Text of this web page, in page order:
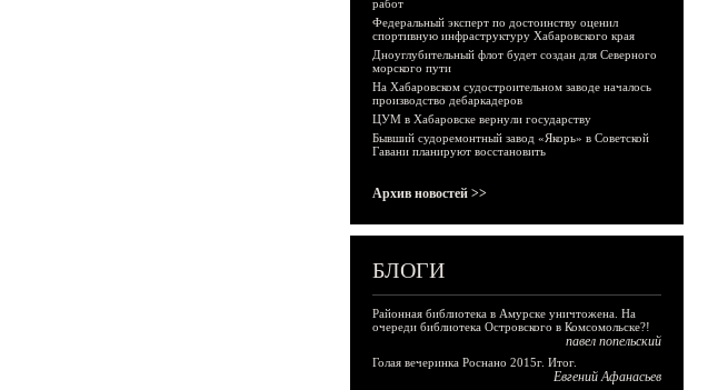
работ
Федеральный эксперт по достоинству оценил
спортивную инфраструктуру Хабаровского края
Дноуглубительный флот будет создан для Северного
морского пути
На Хабаровском судостроительном заводе началось
производство дебаркадеров
ЦУМ в Хабаровске вернули государству
Бывший судоремонтный завод «Якорь» в Советской
Гавани планируют восстановить
Архив новостей >>
БЛОГИ
Районная библиотека в Амурске уничтожена. На
очереди библиотека Островского в Комсомольске?!
павел попельский
Голая вечеринка Роснано 2015г. Итог.
Евгений Афанасьев